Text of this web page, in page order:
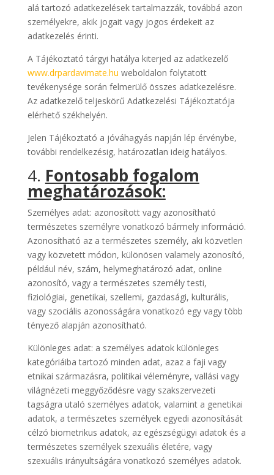
alá tartozó adatkezelések tartalmazzák, továbbá azon
személyekre, akik jogait vagy jogos érdekeit az
adatkezelés érinti.
A Tájékoztató tárgyi hatálya kiterjed az adatkezelő
www.drpardavimate.hu weboldalon folytatott
tevékenysége során felmerülő összes adatkezelésre.
Az adatkezelő teljeskörű Adatkezelési Tájékoztatója
elérhető székhelyén.
Jelen Tájékoztató a jóváhagyás napján lép érvénybe,
további rendelkezésig, határozatlan ideig hatályos.
4. Fontosabb fogalom
meghatározások:
Személyes adat: azonosított vagy azonosítható
természetes személyre vonatkozó bármely információ.
Azonosítható az a természetes személy, aki közvetlen
vagy közvetett módon, különösen valamely azonosító,
például név, szám, helymeghatározó adat, online
azonosító, vagy a természetes személy testi,
fiziológiai, genetikai, szellemi, gazdasági, kulturális,
vagy szociális azonosságára vonatkozó egy vagy több
tényező alapján azonosítható.
Különleges adat: a személyes adatok különleges
kategóriáiba tartozó minden adat, azaz a faji vagy
etnikai származásra, politikai véleményre, vallási vagy
világnézeti meggyőződésre vagy szakszervezeti
tagságra utaló személyes adatok, valamint a genetikai
adatok, a természetes személyek egyedi azonosítását
célzó biometrikus adatok, az egészségügyi adatok és a
természetes személyek szexuális életére, vagy
szexuális irányultságára vonatkozó személyes adatok.